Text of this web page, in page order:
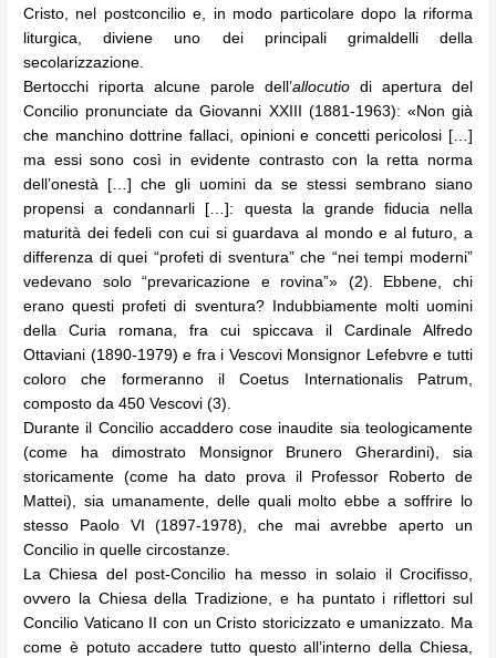
Cristo, nel postconcilio e, in modo particolare dopo la riforma
liturgica, diviene uno dei principali grimaldelli della
secolarizzazione.
Bertocchi riporta alcune parole dell’allocutio di apertura del
Concilio pronunciate da Giovanni XXIII (1881-1963): «Non già
che manchino dottrine fallaci, opinioni e concetti pericolosi […]
ma essi sono così in evidente contrasto con la retta norma
dell’onestà […] che gli uomini da se stessi sembrano siano
propensi a condannarli […]: questa la grande fiducia nella
maturità dei fedeli con cui si guardava al mondo e al futuro, a
differenza di quei “profeti di sventura” che “nei tempi moderni”
vedevano solo “prevaricazione e rovina”» (2). Ebbene, chi
erano questi profeti di sventura? Indubbiamente molti uomini
della Curia romana, fra cui spiccava il Cardinale Alfredo
Ottaviani (1890-1979) e fra i Vescovi Monsignor Lefebvre e tutti
coloro che formeranno il Coetus Internationalis Patrum,
composto da 450 Vescovi (3).
Durante il Concilio accaddero cose inaudite sia teologicamente
(come ha dimostrato Monsignor Brunero Gherardini), sia
storicamente (come ha dato prova il Professor Roberto de
Mattei), sia umanamente, delle quali molto ebbe a soffrire lo
stesso Paolo VI (1897-1978), che mai avrebbe aperto un
Concilio in quelle circostanze.
La Chiesa del post-Concilio ha messo in solaio il Crocifisso,
ovvero la Chiesa della Tradizione, e ha puntato i riflettori sul
Concilio Vaticano II con un Cristo storicizzato e umanizzato. Ma
come è potuto accadere tutto questo all’interno della Chiesa,